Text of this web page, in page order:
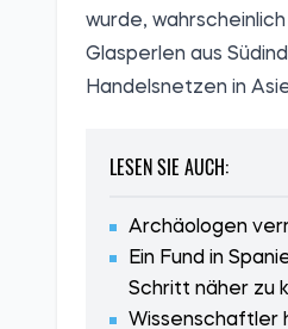
wurde,
Glasperlen aus
Handelsnetzen in
LESEN SIE AUCH:
Archäologen
Ein Fund in
Schritt näher zu
Wissenschaftler